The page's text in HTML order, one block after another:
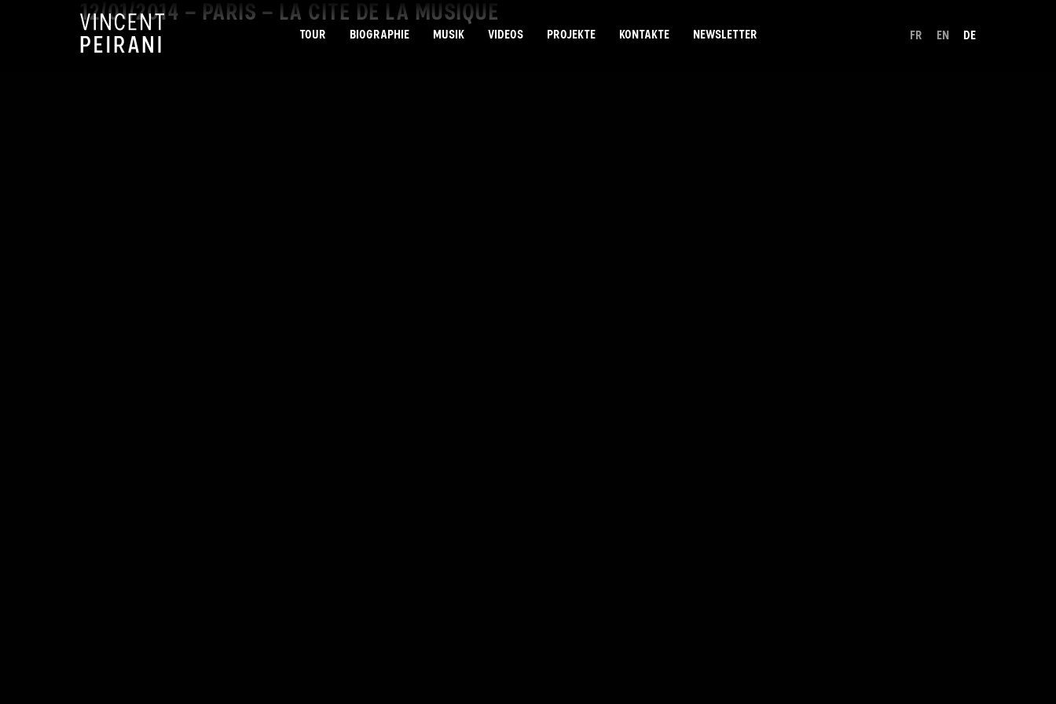
TOUR BIOGRAPHIE MUSIK VIDEOS PROJEKTE KONTAKTE NEWSLETTER FR EN DE
12/01/2014 – PARIS – LA CITE DE LA MUSIQUE